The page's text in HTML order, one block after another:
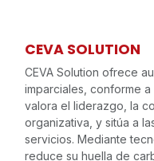
CEVA SOLUTION
CEVA Solution ofrece
imparciales, conforme a
valora el liderazgo, la
organizativa, y sitúa a
servicios. Mediante
reduce su huella de